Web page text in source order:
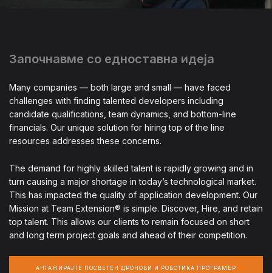
Започнавме со едноставна идеја
Many companies — both large and small — have faced
challenges with finding talented developers including
candidate qualifications, team dynamics, and bottom-line
financials. Our unique solution for hiring top of the line
resources addresses these concerns.
The demand for highly skilled talent is rapidly growing and in
turn causing a major shortage in today’s technological market.
This has impacted the quality of application development. Our
Mission at Team Extension® is simple. Discover, Hire, and retain
top talent. This allows our clients to remain focused on short
and long term project goals and ahead of their competition.
АНГАЖИРАЈТЕ ПОСВЕТЕН ДРОНОВИ И РОБОТИКА ПРОГРАМЕР